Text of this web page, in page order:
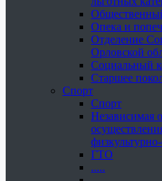
Опека и
Отделение
Орловской
Социальный
Старшее
Спорт
Спорт
Независимая
ГТО
.....